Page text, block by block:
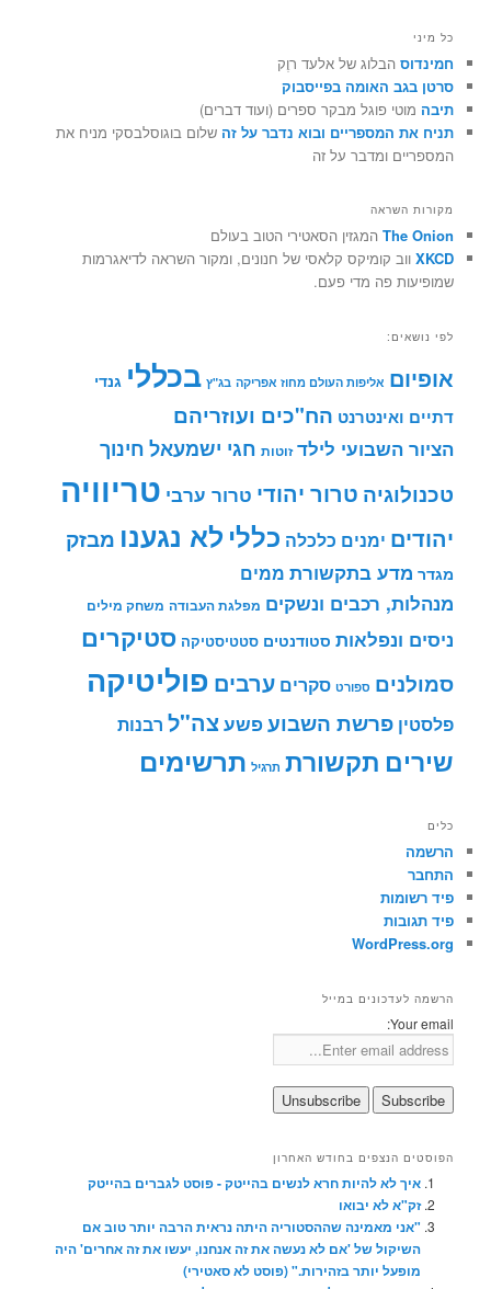
כל מיני
חמינדוס הבלוג של אלעד רוֶק
סרטן בגב האומה בפייסבוק
תיבה מוטי פוגל מבקר ספרים (ועוד דברים)
תניח את המספריים ובוא נדבר על זה שלום בוגוסלבסקי מניח את
המספריים ומדבר על זה
מקורות השראה
The Onion המגזין הסאטירי הטוב בעולם
XKCD ווב קומיקס קלאסי של חנונים, ומקור השראה לדיאגרמות
שמופיעות פה מדי פעם.
לפי נושאים:
אופיום אליפות העולם מחוז אפריקה בג"ץ בכללי גנדי
דתיים ואינטרנט הח"כים ועוזריהם
הציור השבועי לילד זוטות חגי ישמעאל חינוך
טכנולוגיה טרור יהודי טרור ערבי טריוויה
יהודים ימנים כלכלה כללי לא נגענו מבזק
מגדר מדע בתקשורת ממים
מנהלות, רכבים ונשקים מפלגת העבודה משחק מילים
ניסים ונפלאות סטודנטים סטטיסטיקה סטיקרים
סמולנים ספורט סקרים ערבים פוליטיקה
פלסטין פרשת השבועפשעצה"ל רבנות
שירים תקשורת תרגיל תרשימים
כלים
הרשמה
התחבר
פיד רשומות
פיד תגובות
WordPress.org
הרשמה לעדכונים במייל
Your email:
הפוסטים הנצפים בחודש האחרון
איך לא להיות חרא לנשים בהייטק - פוסט לגברים בהייטק
זק"א לא יבואו
"אני מאמינה שההסטוריה היתה נראית הרבה יותר טוב אם
השיקול של 'אם לא נעשה את זה אנחנו, יעשו את זה אחרים' היה
מופעל יותר בזהירות." (פוסט לא סאטירי)